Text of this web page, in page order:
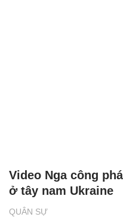
QUÂN SỰ
Video Nga công
ở tây nam Ukraine